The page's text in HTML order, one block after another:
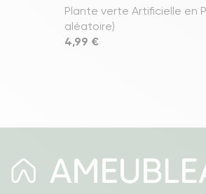
Plante verte Artificielle en
aléatoire)
Prix
4,99 €